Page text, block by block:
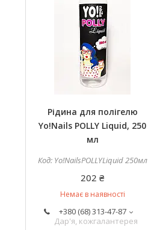
Рідина для полігелю
Yo!Nails POLLY Liquid, 250
мл
Yo!NailsPOLLYLiquid 250мл
202 ₴
Немає в наявності
+380 (68) 313-47-87
Дар'я, кожгалантерея